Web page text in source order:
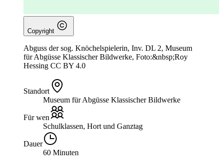
Copyright
Abguss der sog. Knöchelspielerin, Inv. DL 2, Museum
für Abgüsse Klassischer Bildwerke, Foto:&nbsp;Roy
Hessing CC BY 4.0
Standort
Museum für Abgüsse Klassischer Bildwerke
Für wen
Schulklassen, Hort und Ganztag
Dauer
60 Minuten